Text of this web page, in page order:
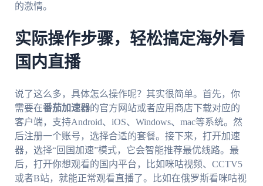
的激情。
实际操作步骤，轻松搞定海外看
国内直播
说了这么多，具体怎么操作呢？其实很简单。首先，你
需要在番茄加速器的官方网站或者应用商店下载对应的
客户端，支持Android、iOS、Windows、mac等系统。然
后注册一个账号，选择合适的套餐。接下来，打开加速
器，选择“回国加速”模式，它会智能推荐最优线路。最
后，打开你想观看的国内平台，比如咪咕视频、CCTV5
或者B站，就能正常观看直播了。比如在俄罗斯看咪咕视